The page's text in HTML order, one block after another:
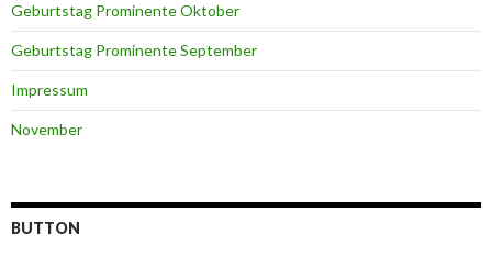
Geburtstag Prominente Oktober
Geburtstag Prominente September
Impressum
November
BUTTON